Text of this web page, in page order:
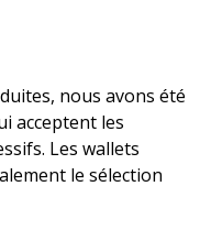
nous avons été
acceptent les
Les wallets
le sélection